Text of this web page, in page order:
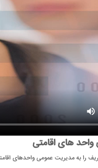
های اقامتی
را به مدیریت عمومی واحدهای